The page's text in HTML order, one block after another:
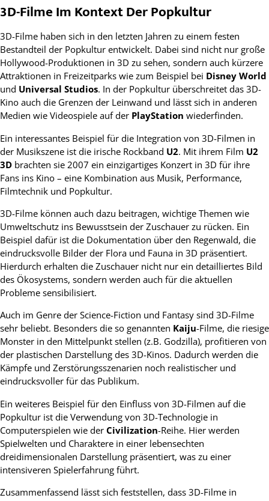
3D-Filme Im Kontext Der Popkultur
3D-Filme haben sich in den letzten Jahren zu einem festen
Bestandteil der Popkultur entwickelt. Dabei sind nicht nur große
Hollywood-Produktionen in 3D zu sehen, sondern auch kürzere
Attraktionen in Freizeitparks wie zum Beispiel bei Disney World
und Universal Studios. In der Popkultur überschreitet das 3D-
Kino auch die Grenzen der Leinwand und lässt sich in anderen
Medien wie Videospiele auf der PlayStation wiederfinden.
Ein interessantes Beispiel für die Integration von 3D-Filmen in
der Musikszene ist die irische Rockband U2. Mit ihrem Film U2
3D brachten sie 2007 ein einzigartiges Konzert in 3D für ihre
Fans ins Kino – eine Kombination aus Musik, Performance,
Filmtechnik und Popkultur.
3D-Filme können auch dazu beitragen, wichtige Themen wie
Umweltschutz ins Bewusstsein der Zuschauer zu rücken. Ein
Beispiel dafür ist die Dokumentation über den Regenwald, die
eindrucksvolle Bilder der Flora und Fauna in 3D präsentiert.
Hierdurch erhalten die Zuschauer nicht nur ein detailliertes Bild
des Ökosystems, sondern werden auch für die aktuellen
Probleme sensibilisiert.
Auch im Genre der Science-Fiction und Fantasy sind 3D-Filme
sehr beliebt. Besonders die so genannten Kaiju-Filme, die riesige
Monster in den Mittelpunkt stellen (z.B. Godzilla), profitieren von
der plastischen Darstellung des 3D-Kinos. Dadurch werden die
Kämpfe und Zerstörungsszenarien noch realistischer und
eindrucksvoller für das Publikum.
Ein weiteres Beispiel für den Einfluss von 3D-Filmen auf die
Popkultur ist die Verwendung von 3D-Technologie in
Computerspielen wie der Civilization-Reihe. Hier werden
Spielwelten und Charaktere in einer lebensechten
dreidimensionalen Darstellung präsentiert, was zu einer
intensiveren Spielerfahrung führt.
Zusammenfassend lässt sich feststellen, dass 3D-Filme in